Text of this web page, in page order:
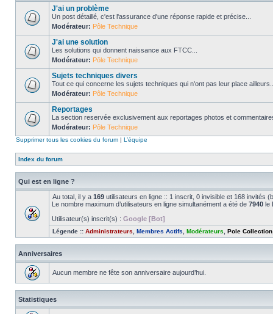
J'ai un problème
Un post détaillé, c'est l'assurance d'une réponse rapide et précise...
Modérateur: Pôle Technique
J'ai une solution
Les solutions qui donnent naissance aux FTCC...
Modérateur: Pôle Technique
Sujets techniques divers
Tout ce qui concerne les sujets techniques qui n'ont pas leur place
Modérateur: Pôle Technique
Reportages
La section reservée exclusivement aux reportages photos et
Modérateur: Pôle Technique
Supprimer tous les cookies du forum | L’équipe
Index du forum
Qui est en ligne ?
Au total, il y a 169 utilisateurs en ligne :: 1 inscrit, 0 invisible et 168 invités
Le nombre maximum d’utilisateurs en ligne simultanément a été de 7940 le
Utilisateur(s) inscrit(s) : Google [Bot]
Légende :: Administrateurs Membres Actifs Modérateurs Pole Collection
Anniversaires
Aucun membre ne fête son anniversaire aujourd’hui.
Statistiques